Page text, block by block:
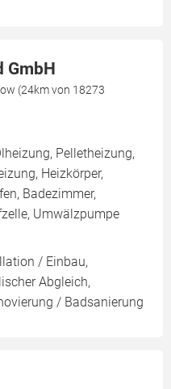
GmbH
(24km von 18273
Pelletheizung,
Heizkörper,
Badezimmer,
Umwälzpumpe
/ Einbau,
Abgleich,
/ Badsanierung